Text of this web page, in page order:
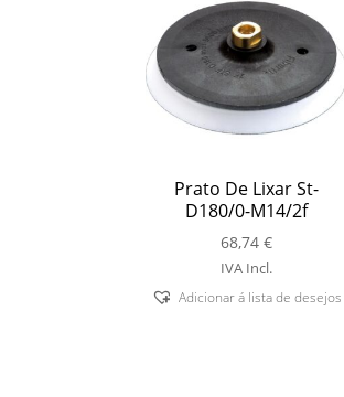
Prato De Lixar St-
D180/0-M14/2f
68,74€
IVA Incl.
Adicionar á lista de desejos